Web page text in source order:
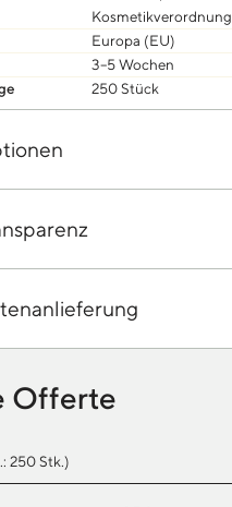
Kosmetikverordnung
Europa (EU)
3–5 Wochen
250 Stück
Offerte
250Stk.)